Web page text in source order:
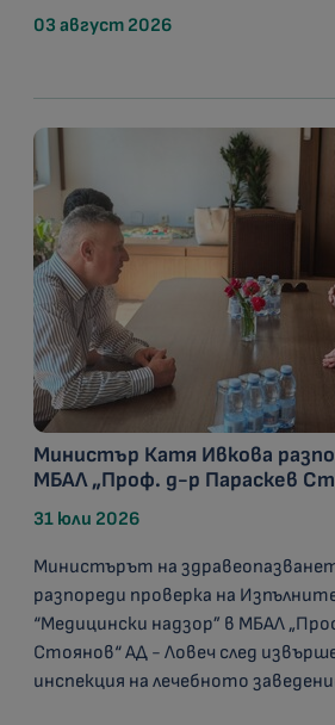
03 август 2026
Министър Катя Ивкова
МБАЛ „Проф. д-р Параскев
31 юли 2026
Министърът на
разпореди проверка на
“Медицински надзор” в МБАЛ
Стоянов“ АД - Ловеч след
инспекция на лечебното